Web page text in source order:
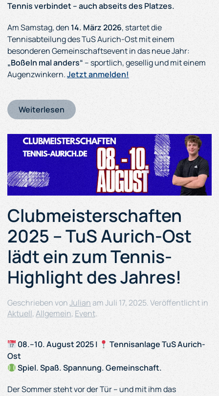
Tennis verbindet – auch abseits des Platzes.
Am Samstag, den 14. März 2026, startet die
Tennisabteilung des TuS Aurich-Ost mit einem
besonderen Gemeinschaftsevent in das neue Jahr:
„Boßeln mal anders“ – sportlich, gesellig und mit einem
Augenzwinkern.Jetzt anmelden!
Weiterlesen
Clubmeisterschaften
2025 – TuS Aurich-Ost
lädt ein zum Tennis-
Highlight des Jahres!
Geschrieben vonJulianamJuli 17, 2025. Veröffentlicht in
Aktuell,Allgemein, Event.
08.–10. August 2025 |
Tennisanlage TuS Aurich-
Ost
Spiel. Spaß. Spannung. Gemeinschaft.
Der Sommer steht vor der Tür – und mit ihm das